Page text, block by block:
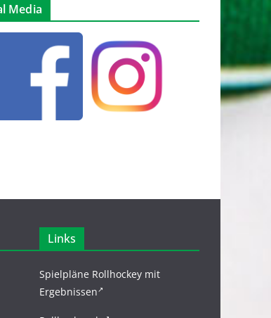
Media
Links
Spielpläne Rollhockey mit
Ergebnissen